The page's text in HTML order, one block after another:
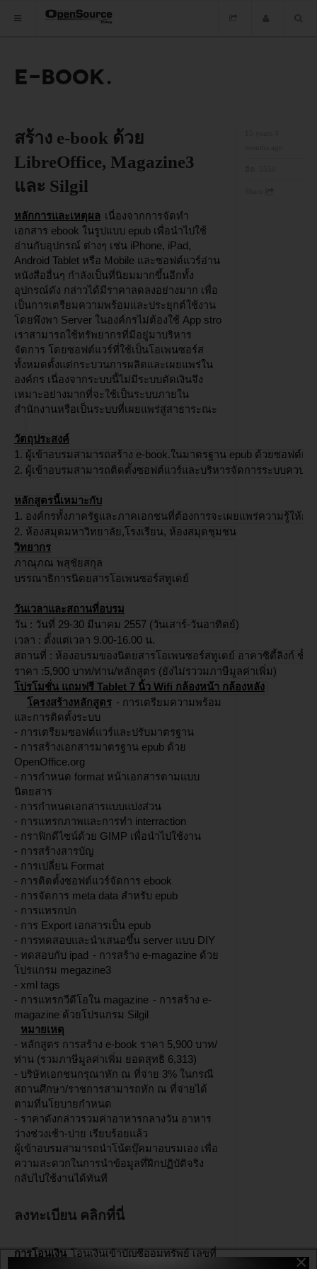
HOME
DOWNLOAD
HOME
ซอฟต์แวร์
ข่าว
อบรม
DOWNLOAD
E-BOOK
สร้าง e-book ด้วย
LibreOffice, Magazine3
และ Silgil
หลักการและเหตุผล เนื่องจากการจัดทำ
เอกสาร ebook ในรูปแบบ epub เพื่อนำไปใช้
อ่านกับอุปกรณ์ ต่างๆ เช่น iPhone, iPad,
Android Tablet หรือ Mobile และซอฟต์แวร์อ่าน
หนังสืออื่นๆ กำลังเป็นที่นิยมมากขึ้นอีกทั้ง
อุปกรณ์ดัง กล่าวได้มีราคาลดลงอย่างมาก เพื่อ
เป็นการเตรียมความพร้อมและประยุกต์ใช้งาน
โดยพึงพา Server ในองค์กรไม่ต้องใช้ App stro
เราสามารถใช้ทรัพยากรที่มีอยู่มาบริหาร
จัดการ โดยซอฟต์แวร์ที่ใช้เป็นโอเพนซอร์ส
ทั้งหมดตั้งแต่กระบวนการผลิตและเผยแพร่ใน
องค์กร เนื่องจากระบบนี้ไม่มีระบบตัดเงินจึง
เหมาะอย่างมากที่จะใช้เป็นระบบภายใน
สำนักงานหรือเป็นระบบที่เผยแพร่สู่สาธาระณะ
วัตถุประสงค์
1. ผู้เข้าอบรมสามารถสร้าง e-book.ในมาตรฐาน epub ด้วยซอฟต์แ
2. ผู้เข้าอบรมสามารถติดตั้งซอฟต์แวร์และบริหารจัดการระบบควบคุ
หลักสูตรนี้เหมาะกับ
1. องค์กรทั้งภาครัฐและภาคเอกชนที่ต้องการจะเผยแพร่ความรู้ให้กั
2. ห้องสมุดมหาวิทยาลัย,โรงเรียน, ห้องสมุดชุมชน
วิทยากร
ภาณุภณ พสุชัยสกุล
บรรณาธิการนิตยสารโอเพนซอร์สทูเดย์
วันเวลาและสถานที่อบรม
วัน : วันที่ 29-30 มีนาคม 2557 (วันเสาร์-วันอาทิตย์)
เวลา : ตั้งแต่เวลา 9.00-16.00 น.
สถานที่ : ห้องอบรมของนิตยสารโอเพนซอร์สทูเดย์ อาคาซิตี้ลิงก์ ชั้น
ราคา :5,900 บาท/ท่าน/หลักสูตร (ยังไม่รววมภาษีมูลค่าเพิ่ม)
โปรโมชั่น แถมฟรี Tablet 7 นิ้ว Wifi กล้องหน้า กล้องหลัง
โครงสร้างหลักสูตร - การเตรียมความพร้อม
และการติดตั้งระบบ
- การเตรียมซอฟต์แวร์และปรับมาตรฐาน
- การสร้างเอกสารมาตรฐาน epub ด้วย
OpenOffice.org
- การกำหนด format หน้าเอกสารตามแบบ
นิตยสาร
- การกำหนดเอกสารแบบแบ่งส่วน
- การแทรกภาพและการทำ interraction
- กราฟิกดีไซน์ด้วย GIMP เพื่อนำไปใช้งาน
- การสร้างสารบัญ
- การเปลี่ยน Format
- การติดตั้งซอฟต์แวร์จัดการ ebook
- การจัดการ meta data สำหรับ epub
- การแทรกปก
- การ Export เอกสารเป็น epub
- การทดสอบและนำเสนอขึ้น server แบบ DIY
- ทดสอบกับ ipad - การสร้าง e-magazine ด้วย
โปรแกรม megazine3
- xml tags
- การแทรกวีดีโอใน magazine - การสร้าง e-
magazine ด้วยโปรแกรม Silgil
หมายเหตุ
- หลักสูตร การสร้าง e-book ราคา 5,900 บาท/
ท่าน (รวมภาษีมูลค่าเพิ่ม ยอดสุทธิ 6,313)
- บริษัทเอกชนกรุณาหัก ณ ที่จ่าย 3% ในกรณี
สถานศึกษา/ราชการสามารถหัก ณ ที่จ่ายได้
ตามที่นโยบายกำหนด
- ราคาดังกล่าวรวมค่าอาหารกลางวัน อาหาร
ว่างช่วงเช้า-บ่าย เรียบร้อยแล้ว
ผู้เข้าอบรมสามารถนำโน้ตบุ๊คมาอบรมเอง เพื่อ
ความสะดวกในการนำข้อมูลที่ฝึกปฏิบัติจริง
กลับไปใช้งานได้ทันที
ลงทะเบียน คลิกที่นี่
การโอนเงิน โอนเงินเข้าบัญชีออมทรัพย์ เลขที่
×